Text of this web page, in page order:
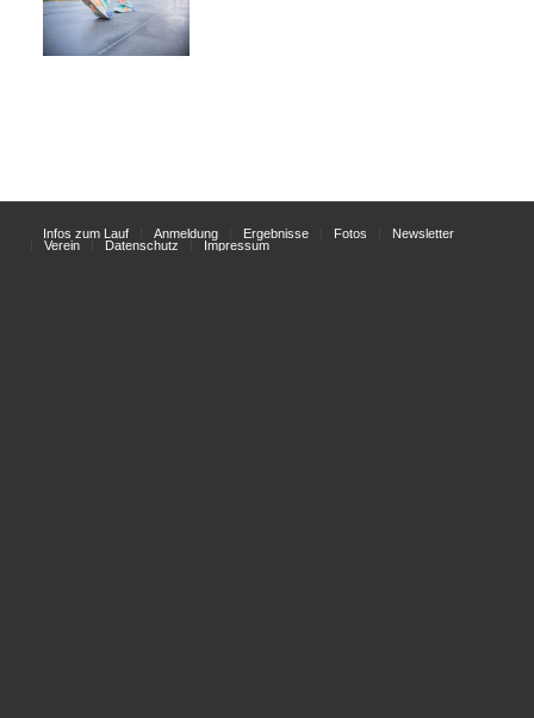
Infos zum Lauf Anmeldung Ergebnisse Fotos
Newsletter
Verein
Datenschutz Impressum